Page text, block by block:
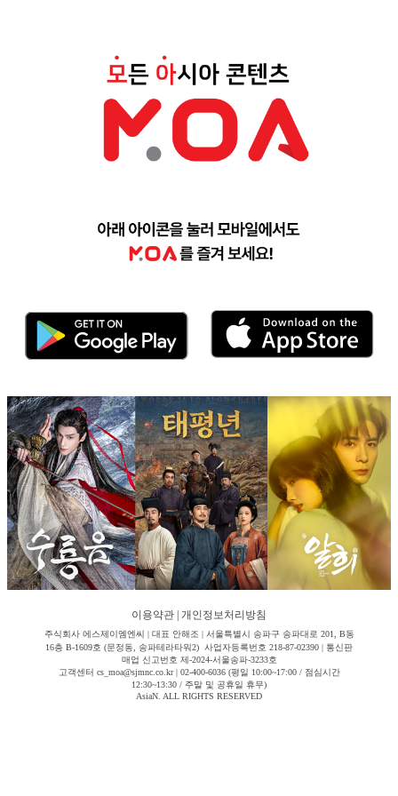
이용약관 개인정보처리방침
주식회사 에스제이엠엔씨 | 대표 안해조 | 서울특별시 송파구 송파대로 201, B동
16층 B-1609호 (문정동, 송파테라타워2) 사업자등록번호 218-87-02390 | 통신판
매업 신고번호 제-2024-서울송파-3233호
고객센터 cs_moa@sjmnc.co.kr | 02-400-6036 (평일 10:00~17:00 / 점심시간
12:30~13:30 / 주말 및 공휴일 휴무)
AsiaN. ALL RIGHTS RESERVED